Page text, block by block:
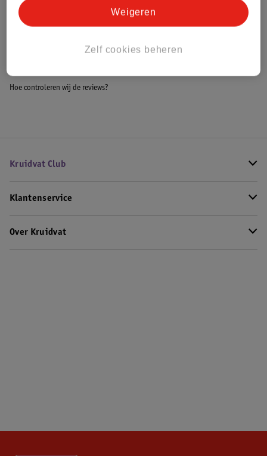
Hoe controleren wij de reviews?
Kruidvat Club
Klantenservice
Over Kruidvat
Zelf cookies beheren
Weigeren